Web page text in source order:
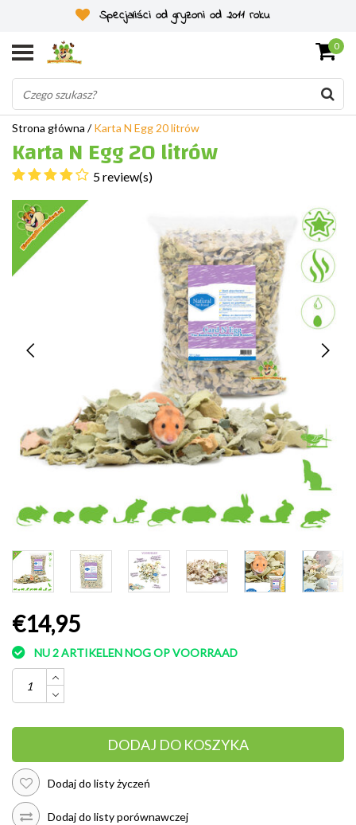
Specjaliści od gryzoni od 2011 roku
0
Strona główna /Karta N Egg 20 litrów
Karta N Egg 20 litrów
5 review(s)
€14,95
NU 2 ARTIKELEN NOG OP VOORRAAD
DODAJ DO KOSZYKA
Dodaj do listy życzeń
Dodaj do listy porównawczej